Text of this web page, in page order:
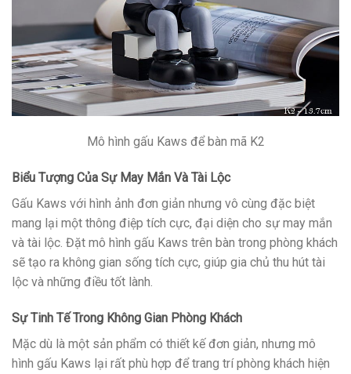
Mô hình gấu Kaws để bàn mã K2
Biểu Tượng Của Sự May Mắn Và Tài Lộc
Gấu Kaws với hình ảnh đơn giản nhưng vô cùng đặc biệt
mang lại một thông điệp tích cực, đại diện cho sự may mắn
và tài lộc. Đặt mô hình gấu Kaws trên bàn trong phòng khách
sẽ tạo ra không gian sống tích cực, giúp gia chủ thu hút tài
lộc và những điều tốt lành.
Sự Tinh Tế Trong Không Gian Phòng Khách
Mặc dù là một sản phẩm có thiết kế đơn giản, nhưng mô
hình gấu Kaws lại rất phù hợp để trang trí phòng khách hiện